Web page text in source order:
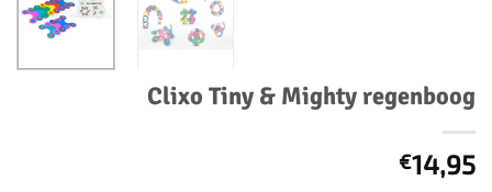
Clixo Tiny & Mighty regenboog
€14,95